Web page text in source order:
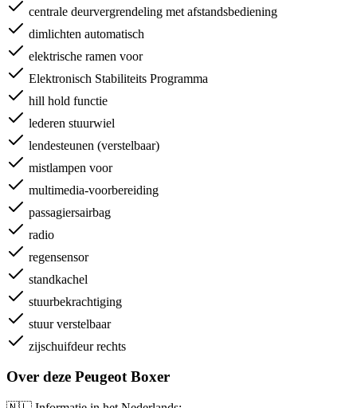
centrale deurvergrendeling met afstandsbediening
dimlichten automatisch
elektrische ramen voor
Elektronisch Stabiliteits Programma
hill hold functie
lederen stuurwiel
lendesteunen (verstelbaar)
mistlampen voor
multimedia-voorbereiding
passagiersairbag
radio
regensensor
standkachel
stuurbekrachtiging
stuur verstelbaar
zijschuifdeur rechts
Over deze Peugeot Boxer